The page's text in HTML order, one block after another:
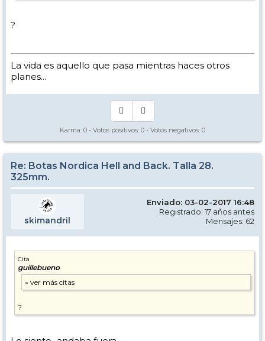
?
La vida es aquello que pasa mientras haces otros
planes...
Karma: 0 - Votos positivos: 0 - Votos negativos: 0
Re: Botas Nordica Hell and Back. Talla 28.
325mm.
skimandril
Enviado: 03-02-2017 16:48
Registrado: 17 años antes
Mensajes: 62
Cita
guillebueno
?